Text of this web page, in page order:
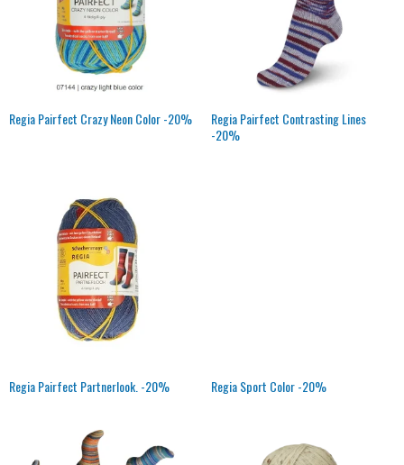
Regia Pairfect Crazy Neon Color -20%
Regia Pairfect Contrasting Lines
-20%
Regia Pairfect Partnerlook. -20% Regia Sport Color -20%